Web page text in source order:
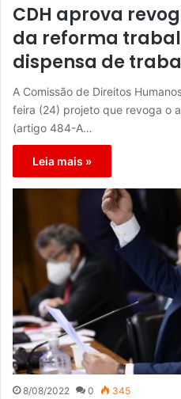
CDH aprova
da reforma
dispensa de
A Comissão de Direitos
feira (24) projeto que revoga o
(artigo 484-A…
Leia mais »
8/08/2022 0 345